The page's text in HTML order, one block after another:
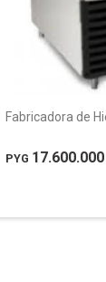
Fabricadora de
PYG 17.600.000